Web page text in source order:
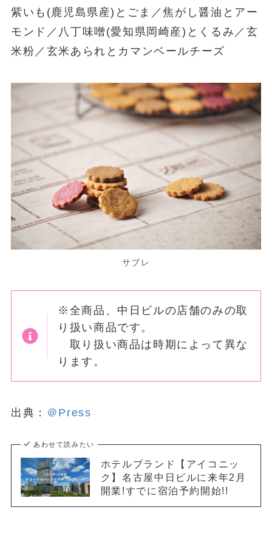
紫いも(鹿児島県産)とごま／焦がし醤油とアー
モンド／八丁味噌(愛知県岡崎産)とくるみ／玄
米粉／玄米あられとカマンベールチーズ
サブレ
※全商品、中日ビルの店舗のみの取
り扱い商品です。
取り扱い商品は時期によって異な
ります。
出典： ＠Press
あわせて読みたい
ホテルブランド【アイコニッ
ク】名古屋中日ビルに来年2月
開業!すでに宿泊予約開始!!